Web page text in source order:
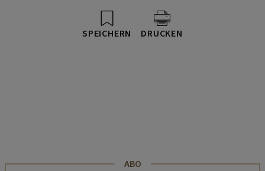
SPEICHERN DRUCKEN
ABO